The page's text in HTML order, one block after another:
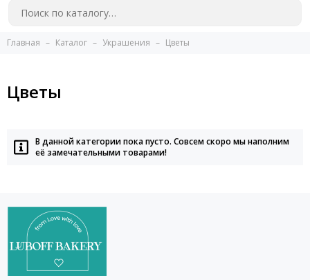
Главная Каталог Украшения Цветы
Цветы
В данной категории пока пусто. Совсем скоро мы наполним
её замечательными товарами!